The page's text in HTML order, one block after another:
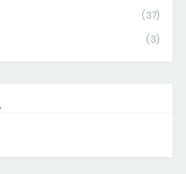
(37)
(3)